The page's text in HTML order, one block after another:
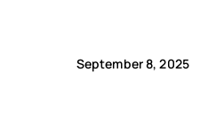
September 8, 2025